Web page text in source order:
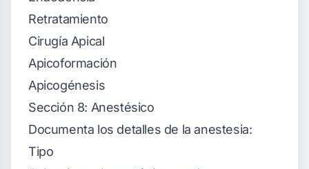
Retratamiento
Cirugía Apical
Apicoformación
Apicogénesis
Sección 8: Anestésico
Documenta los detalles de la anestesia:
Tipo